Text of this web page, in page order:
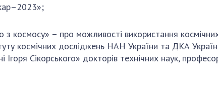
космосу» – про можливості використання
космічних досліджень НАН України та ДКА
Ігоря Сікорського» докторів технічних наук,